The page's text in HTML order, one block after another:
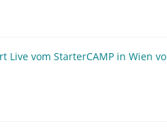
Live vom StarterCAMP in Wien